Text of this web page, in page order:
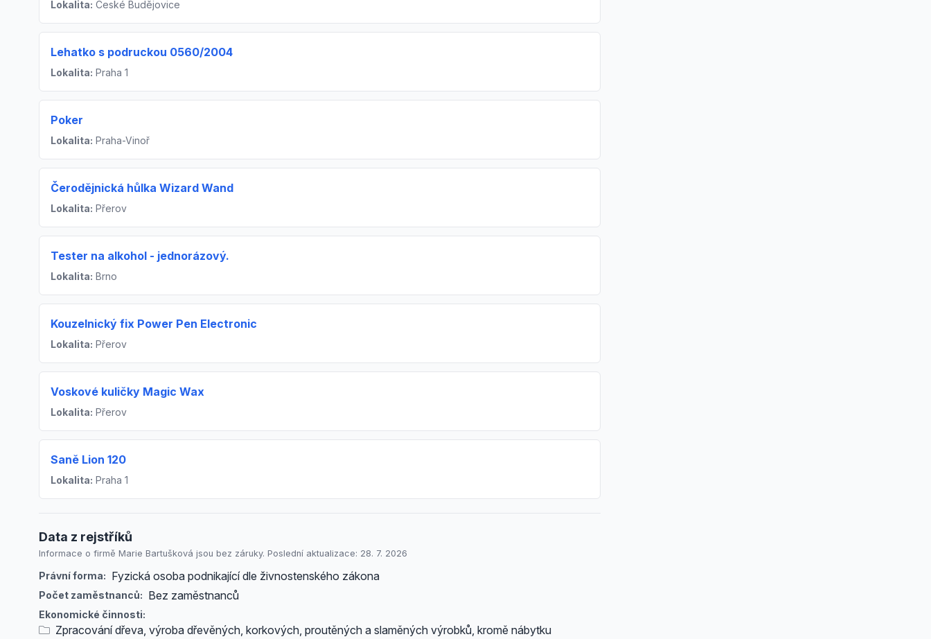
Lokalita: České Budějovice
Lehatko s podruckou 0560/2004
Lokalita: Praha 1
Poker
Lokalita: Praha-Vinoř
Čerodějnická hůlka Wizard Wand
Lokalita: Přerov
Tester na alkohol - jednorázový.
Lokalita: Brno
Kouzelnický fix Power Pen Electronic
Lokalita: Přerov
Voskové kuličky Magic Wax
Lokalita: Přerov
Saně Lion 120
Lokalita: Praha 1
Data z rejstříků
Informace o firmě Marie Bartušková jsou bez záruky. Poslední aktualizace: 28. 7. 2026
Právní forma: Fyzická osoba podnikající dle živnostenského zákona
Počet zaměstnanců: Bez zaměstnanců
Ekonomické činnosti:
Zpracování dřeva, výroba dřevěných, korkových, proutěných a slaměných výrobků, kromě nábytku